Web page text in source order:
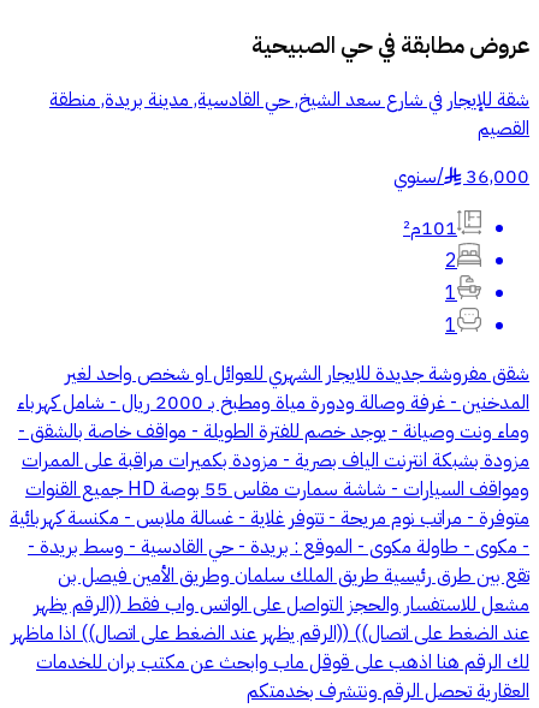
عروض مطابقة فيحي الصبيحية
شقة للإيجار في شارع سعد الشيخ, حي القادسية, مدينة بريدة, منطقة
القصيم
36,000
§
/سنوي
101م²
2
1
1
شقق مفروشة جديدة للايجار الشهري للعوائل او شخص واحد لغير
المدخنين - غرفة وصالة ودورة مياة ومطبخ بـ 2000 ريال - شامل كهرباء
وماء ونت وصيانة - يوجد خصم للفترة الطويلة - مواقف خاصة بالشقق -
مزودة بشبكة انترنت الياف بصرية - مزودة بكميرات مراقبة على الممرات
ومواقف السيارات - شاشة سمارت مقاس 55 بوصة HD جميع القنوات
متوفرة - مراتب نوم مريحة - تتوفر غلاية - غسالة ملابس - مكنسة كهربائية
- مكوى - طاولة مكوى - الموقع : بريدة - حي القادسية - وسط بريدة -
تقع بين طرق رئيسية طريق الملك سلمان وطريق الأمين فيصل بن
مشعل للاستفسار والحجز التواصل على الواتس واب فقط ((الرقم يظهر
عند الضغط على اتصال)) ((الرقم يظهر عند الضغط على اتصال)) اذا ماظهر
لك الرقم هنا اذهب على قوقل ماب وابحث عن مكتب بران للخدمات
العقارية تحصل الرقم ونتشرف بخدمتكم